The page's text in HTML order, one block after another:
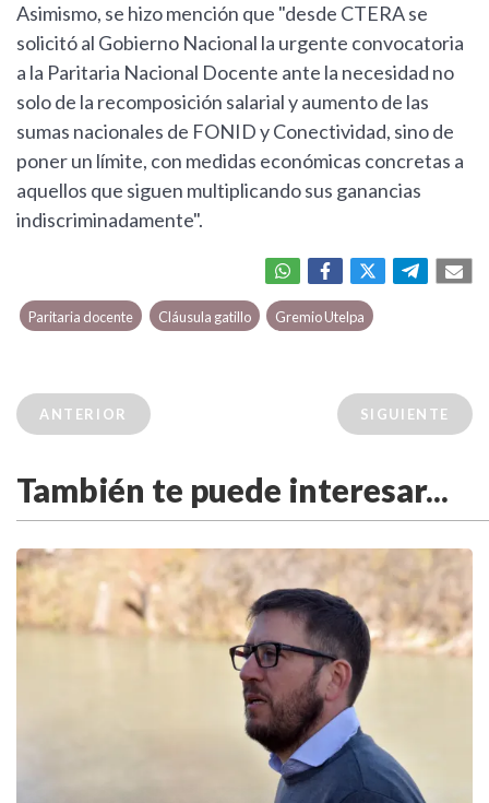
Asimismo, se hizo mención que "desde CTERA se
solicitó al Gobierno Nacional la urgente convocatoria
a la Paritaria Nacional Docente ante la necesidad no
solo de la recomposición salarial y aumento de las
sumas nacionales de FONID y Conectividad, sino de
poner un límite, con medidas económicas concretas a
aquellos que siguen multiplicando sus ganancias
indiscriminadamente".
Paritaria docente Cláusula gatillo Gremio Utelpa
ANTERIOR SIGUIENTE
También te puede interesar...